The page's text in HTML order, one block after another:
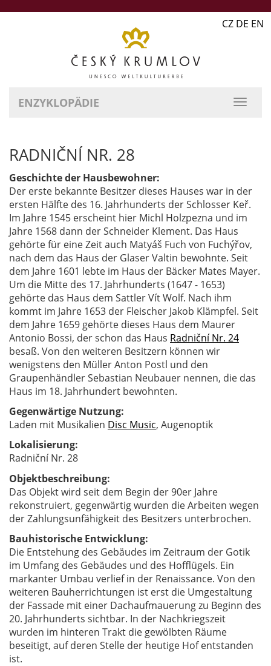
CZ DE EN
ENZYKLOPÄDIE
RADNIČNÍ NR. 28
Geschichte der Hausbewohner:
Der erste bekannte Besitzer dieses Hauses war in der
ersten Hälfte des 16. Jahrhunderts der Schlosser Keř.
Im Jahre 1545 erscheint hier Michl Holzpezna und im
Jahre 1568 dann der Schneider Klement. Das Haus
gehörte für eine Zeit auch Matyáš Fuch von Fuchýřov,
nach dem das Haus der Glaser Valtin bewohnte. Seit
dem Jahre 1601 lebte im Haus der Bäcker Mates Mayer.
Um die Mitte des 17. Jahrhunderts (1647 - 1653)
gehörte das Haus dem Sattler Vít Wolf. Nach ihm
kommt im Jahre 1653 der Fleischer Jakob Klämpfel. Seit
dem Jahre 1659 gehörte dieses Haus dem Maurer
Antonio Bossi, der schon das Haus Radniční Nr. 24
besaß. Von den weiteren Besitzern können wir
wenigstens den Müller Anton Postl und den
Graupenhändler Sebastian Neubauer nennen, die das
Haus im 18. Jahrhundert bewohnten.
Gegenwärtige Nutzung:
Laden mit Musikalien Disc Music, Augenoptik
Lokalisierung:
Radniční Nr. 28
Objektbeschreibung:
Das Objekt wird seit dem Begin der 90er Jahre
rekonstruiert, gegenwärtig wurden die Arbeiten wegen
der Zahlungsunfähigkeit des Besitzers unterbrochen.
Bauhistorische Entwicklung:
Die Entstehung des Gebäudes im Zeitraum der Gotik
im Umfang des Gebäudes und des Hofflügels. Ein
markanter Umbau verlief in der Renaissance. Von den
weiteren Bauherrichtungen ist erst die Umgestaltung
der Fassade mit einer Dachaufmauerung zu Beginn des
20. Jahrhunderts sichtbar. In der Nachkriegszeit
wurden im hinteren Trakt die gewölbten Räume
beseitigt, auf deren Stelle der heutige Hof entstanden
ist.